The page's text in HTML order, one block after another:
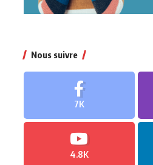
Nous suivre
7K
4.8K